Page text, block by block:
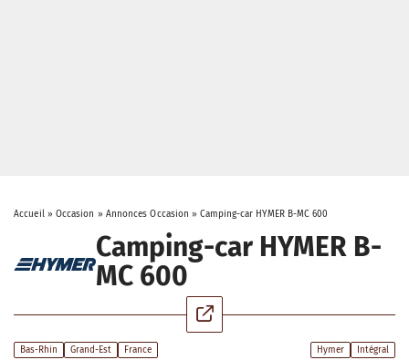
Accueil» Occasion » Annonces Occasion »Camping-car HYMER B-MC 600
Camping-car HYMER B-
MC 600
Bas-Rhin Grand-Est France Hymer Intégral